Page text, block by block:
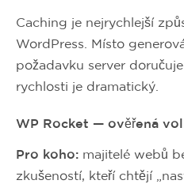
Caching je nejrychlejší
WordPress. Místo
požadavku server
rychlosti je dramatický.
WP Rocket — ověřená
Pro koho: majitelé webů
zkušeností, kteří chtějí